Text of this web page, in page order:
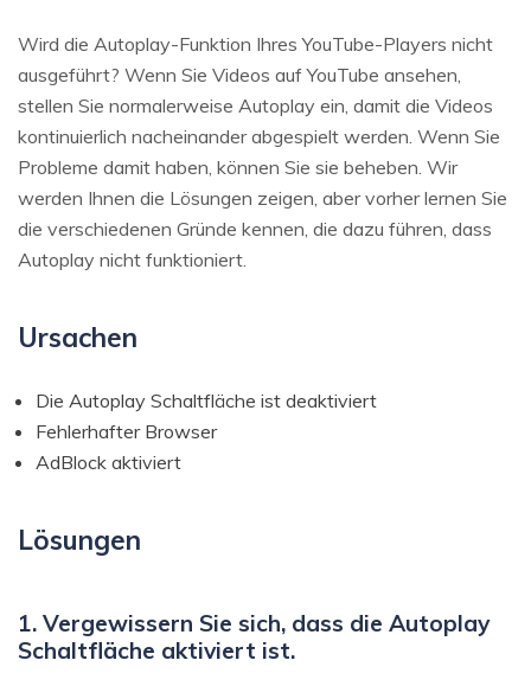
Wird die Autoplay-Funktion Ihres YouTube-Players nicht
ausgeführt? Wenn Sie Videos auf YouTube ansehen,
stellen Sie normalerweise Autoplay ein, damit die Videos
kontinuierlich nacheinander abgespielt werden. Wenn Sie
Probleme damit haben, können Sie sie beheben. Wir
werden Ihnen die Lösungen zeigen, aber vorher lernen Sie
die verschiedenen Gründe kennen, die dazu führen, dass
Autoplay nicht funktioniert.
Ursachen
Die Autoplay Schaltfläche ist deaktiviert
Fehlerhafter Browser
AdBlock aktiviert
Lösungen
1. Vergewissern Sie sich, dass die Autoplay
Schaltfläche aktiviert ist.